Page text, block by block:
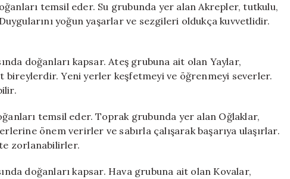
temsil eder. Su grubunda yer alan Akrepler, tutkulu,
yoğun yaşarlar ve sezgileri oldukça kuvvetlidir.
doğanları kapsar. Ateş grubuna ait olan Yaylar,
bireylerdir. Yeni yerler keşfetmeyi ve öğrenmeyi severler.
temsil eder. Toprak grubunda yer alan Oğlaklar,
önem verirler ve sabırla çalışarak başarıya ulaşırlar.
zorlanabilirler.
doğanları kapsar. Hava grubuna ait olan Kovalar,